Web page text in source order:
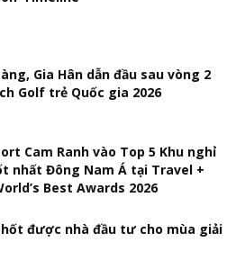
Gia Hân dẫn đầu sau vòng 2
Golf trẻ Quốc gia 2026
Cam Ranh vào Top 5 Khu nghỉ
nhất Đông Nam Á tại Travel +
Best Awards 2026
được nhà đầu tư cho mùa giải